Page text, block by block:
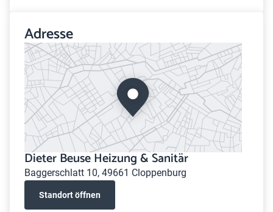
Adresse
Dieter Beuse Heizung & Sanitär
Baggerschlatt 10, 49661 Cloppenburg
Standort öffnen